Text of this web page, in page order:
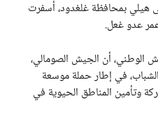
هيلي بمحافظة غلغدود، أسفرت
عدو غعل.
الوطني، أن الجيش الصومالي،
في إطار حملة موسعة
وتأمين المناطق الحيوية في